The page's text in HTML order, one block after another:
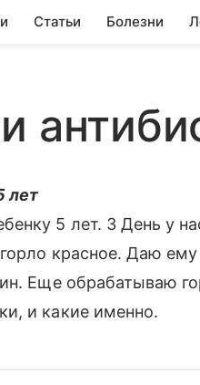
Статьи Болезни
лет
5 лет. 3 День у
красное. Даю
Еще обрабатываю
и какие именно.